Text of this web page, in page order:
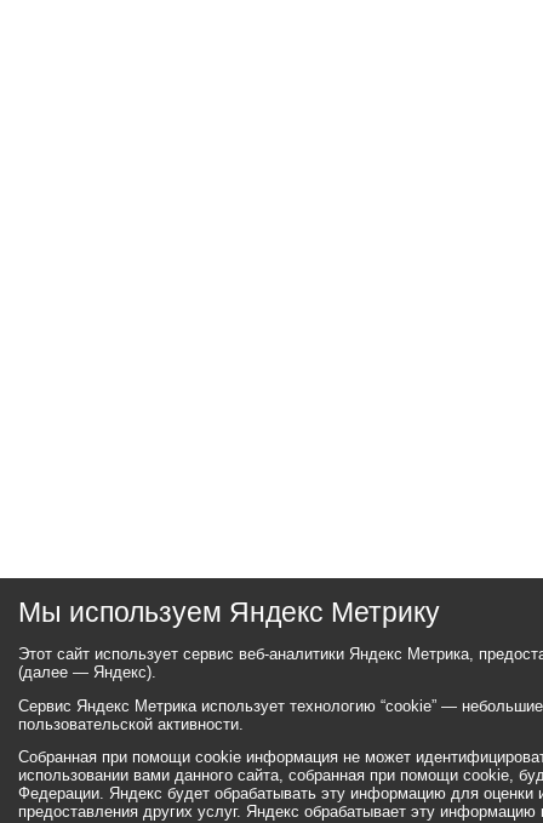
Мы используем Яндекс Метрику
Этот сайт использует сервис веб-аналитики Яндекс Метрика,
(далее — Яндекс).
Сервис Яндекс Метрика использует технологию “cookie” —
пользовательской активности.
Собранная при помощи cookie информация не может
использовании вами данного сайта, собранная при помощи cookie,
Федерации. Яндекс будет обрабатывать эту информацию для оценки
предоставления других услуг. Яндекс обрабатывает эту